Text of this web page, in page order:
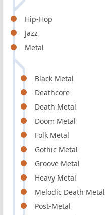
Hip-Hop
Jazz
Metal
Black Metal
Deathcore
Death Metal
Doom Metal
Folk Metal
Gothic Metal
Groove Metal
Heavy Metal
Melodic Death Metal
Post-Metal